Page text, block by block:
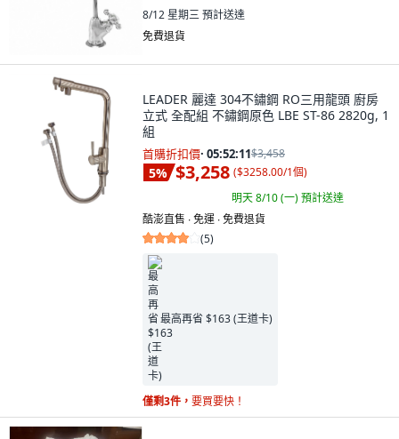
8/12 星期三預計送達
免費退貨
LEADER 麗達 304不鏽鋼 RO三用龍頭 廚房
立式 全配組 不鏽鋼原色 LBE ST-86 2820g, 1
組
首購折扣價· 05:52:09$3,458
5% $3,258 ($3258.00/1個)
明天 8/10 (一)預計送達
酷澎直售 ∙ 免運 ∙ 免費退貨
(5)
最高再省 $163 (王道卡)
僅剩3件， 要買要快！